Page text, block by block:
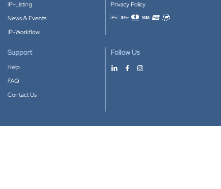
IP-Listing
News & Events
IP-Workflow
Privacy Policy
Accepted payment methods
Support
Help
FAQ
Contact Us
Follow Us